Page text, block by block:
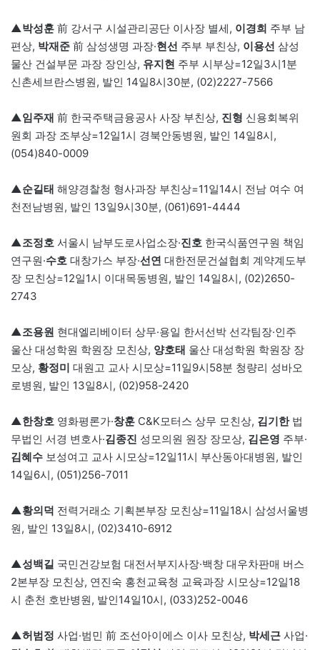
▲박성훈 前 강서구 시설관리공단 이사장 별세, 이경희 주부 남
편상, 박재준 前 삼성생명 과장·현선 주부 부친상, 이용선 삼성
물산 건설부문 과장 장인상, 유지현 주부 시부상=12일3시1분
신촌세브란스병원, 발인 14일8시30분, (02)2227-7566
▲임주재 前 한국주택금융공사 사장 부친상, 진형 신용회복위
원회 과장 조부상=12일1시 경북안동병원, 발인 14일8시,
(054)840-0009
▲순길태 해양경찰청 형사과장 부친상=11일14시 전남 여수 여
천전남병원, 발인 13일9시30분, (061)691-4444
▲조정호 서울시 남부도로사업소장·진호 한국식품연구원 책임
연구원·수호 대창가스 부장·선연 대한전문건설협회 계약계도부
장 모친상=12일1시 이대목동병원, 발인 14일8시, (02)2650-
2743
▲조용원 현대엘리베이터 상무·용일 한서선박 선각팀장·인주
울산 대성학원 학원장 모친상, 양호태 울산 대성학원 학원장 장
모상, 황정미 대원고 교사 시모상=11일9시58분 청량리 성바오
로병원, 발인 13일8시, (02)958-2420
▲한창호 영화평론가·창훈 C&K모터스 상무 모친상, 김기한법
무법인 서경 변호사·김종진 성모의원 원장 장모상, 김은영 주부·
김혜수 보성여고 교사 시모상=12일11시 부산동아대병원, 발인
14일6시, (051)256-7011
▲황의덕 전력거래소 기획본부장 모친상=11일18시 삼성서울병
원, 발인 13일8시, (02)3410-6912
▲성백길 국민건강보험 대전서부지사장·백창 대우차판매 버스
2본부장 모친상, 연진숙 홍천교육청 교육과장 시모상=12일18
시 춘천 호반병원, 발인14일10시, (033)252-0046
▲허범정 사업·범민 前 조선아이에스 이사 모친상, 박세근 사업·